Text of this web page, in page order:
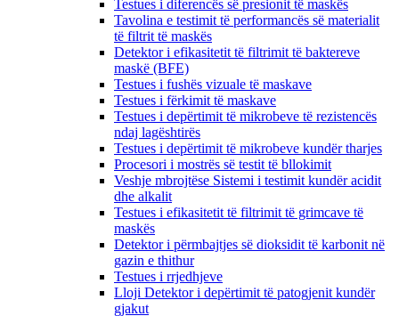
Testues i diferencës së presionit të maskës
Tavolina e testimit të performancës së materialit
të filtrit të maskës
Detektor i efikasitetit të filtrimit të baktereve
maskë (BFE)
Testues i fushës vizuale të maskave
Testues i fërkimit të maskave
Testues i depërtimit të mikrobeve të rezistencës
ndaj lagështirës
Testues i depërtimit të mikrobeve kundër tharjes
Procesori i mostrës së testit të bllokimit
Veshje mbrojtëse Sistemi i testimit kundër acidit
dhe alkalit
Testues i efikasitetit të filtrimit të grimcave të
maskës
Detektor i përmbajtjes së dioksidit të karbonit në
gazin e thithur
Testues i rrjedhjeve
Lloji Detektor i depërtimit të patogjenit kundër
gjakut